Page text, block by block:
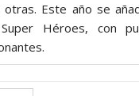
otras. Este año se
Héroes, con